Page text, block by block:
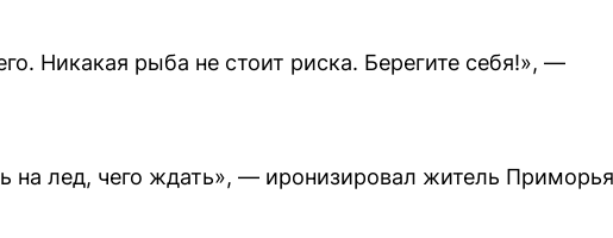
Никакая рыба не стоит риска. Берегите себя!», —
на лед, чего ждать», — иронизировал житель